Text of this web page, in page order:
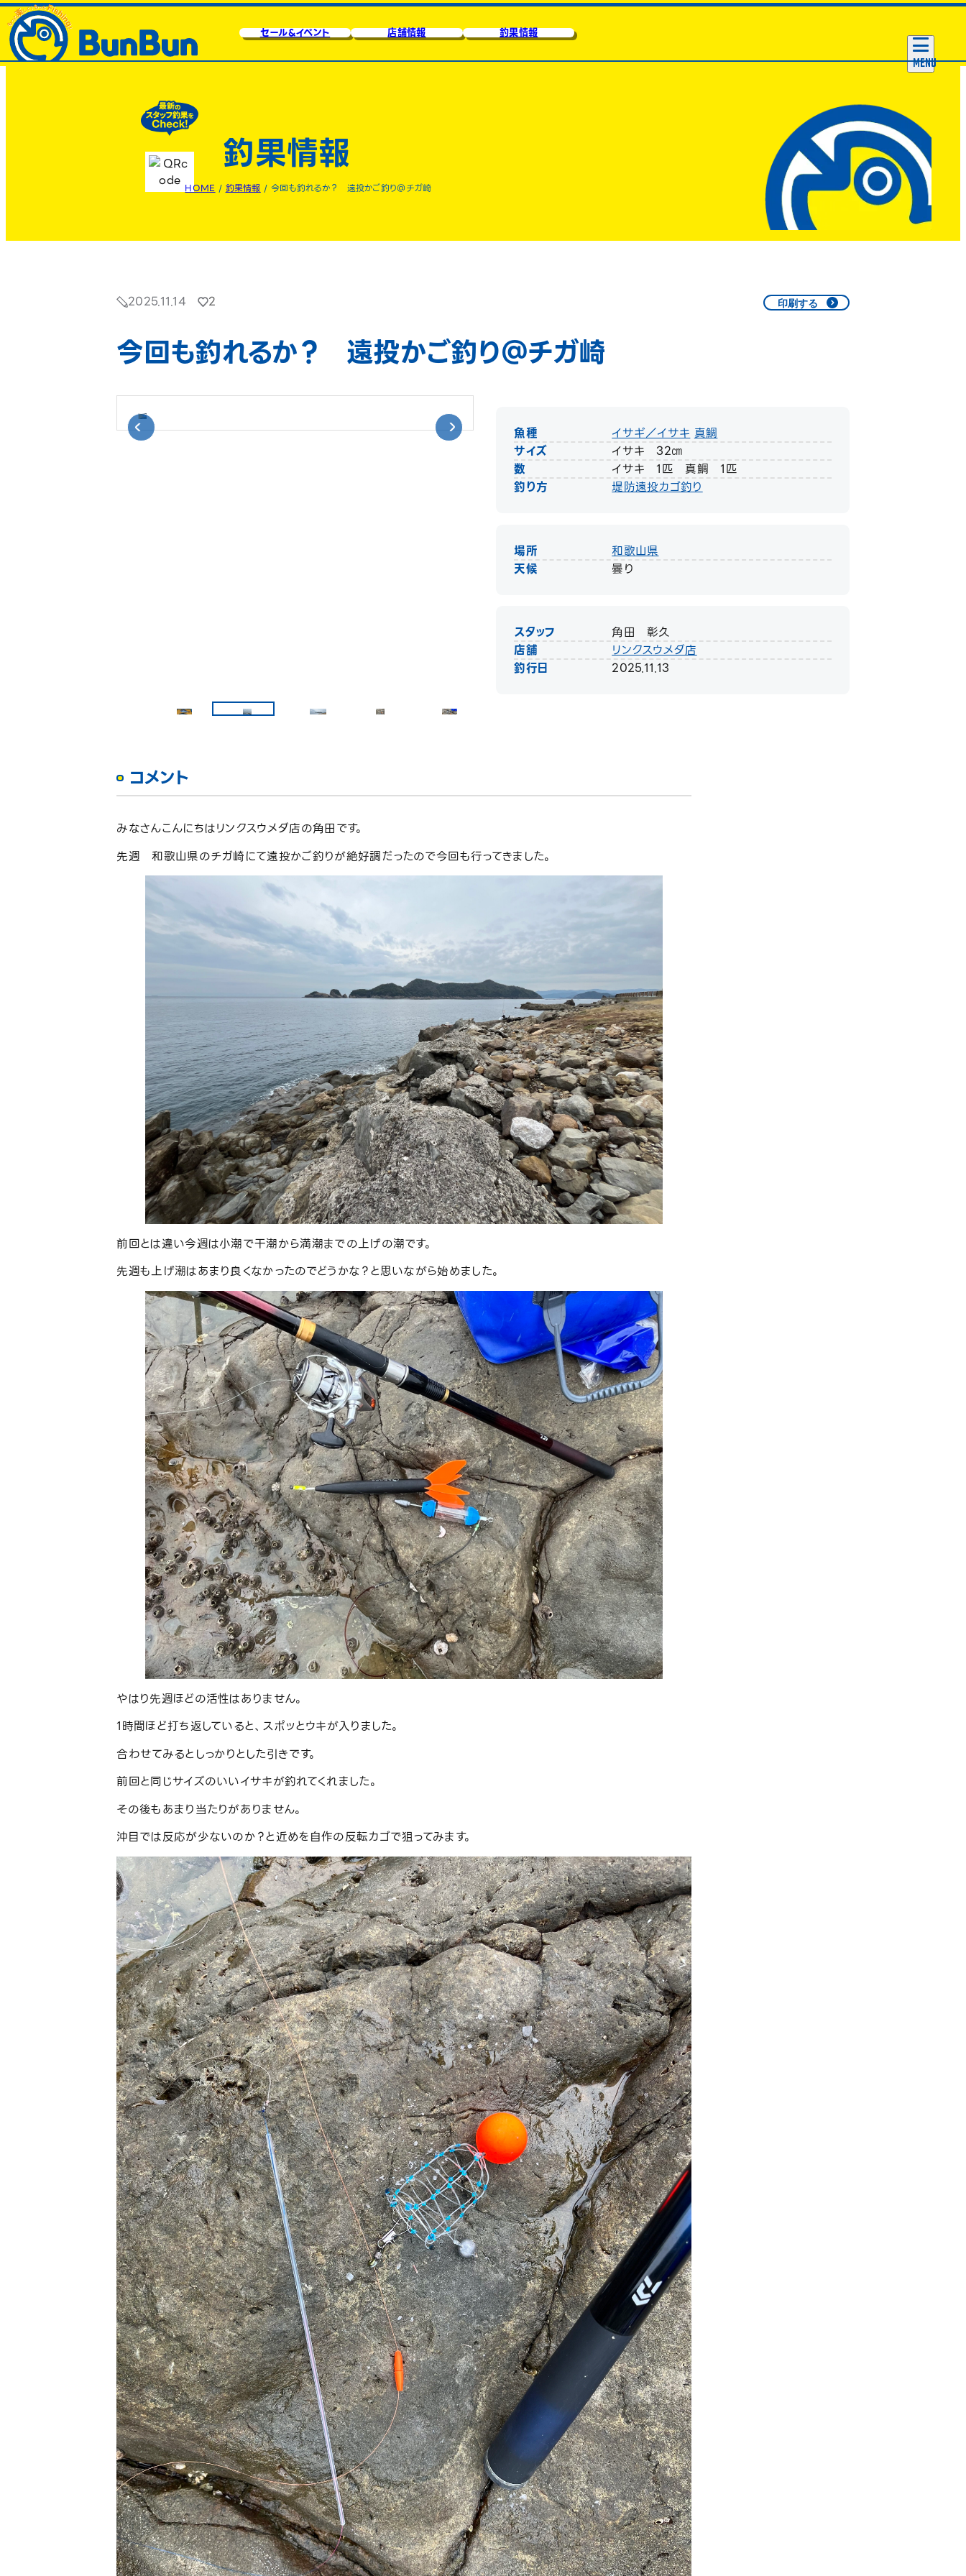
セール&イベント 店舗情報 釣果情報
MENU
釣果情報
HOME / 釣果情報 / 今回も釣れるか？ 遠投かご釣り＠チガ崎
2025.11.14 2 印刷する
今回も釣れるか？ 遠投かご釣り＠チガ崎
魚種 イサギ／イサキ 真鯛
サイズ
イサキ 32㎝
数
イサキ 1匹 真鯛 1匹
釣り方
堤防遠投カゴ釣り
場所
和歌山県
天候
曇り
スタッフ
角田 彰久
店舗
リンクスウメダ店
釣行日
2025.11.13
コメント
みなさんこんにちはリンクスウメダ店の角田です。
先週 和歌山県のチガ崎にて遠投かご釣りが絶好調だったので今回も行ってきました。
前回とは違い今週は小潮で干潮から満潮までの上げの潮です。
先週も上げ潮はあまり良くなかったのでどうかな？と思いながら始めました。
やはり先週ほどの活性はありません。
1時間ほど打ち返していると、スポッとウキが入りました。
合わせてみるとしっかりとした引きです。
前回と同じサイズのいいイサキが釣れてくれました。
その後もあまり当たりがありません。
沖目では反応が少ないのか？と近めを自作の反転カゴで狙ってみます。